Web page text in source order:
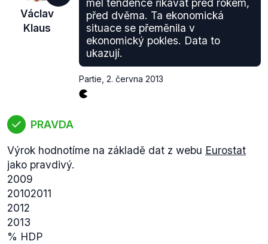
Václav
Klaus
měl tendence říkávat před rokem,
před dvěma. Ta ekonomická
situace se přeměnila v
ekonomický pokles. Data to
ukazují.
Partie 2. června 2013
PRAVDA
Výrok hodnotíme na základě dat z webu Eurostat
jako pravdivý.
2009
20102011
2012
2013
% HDP